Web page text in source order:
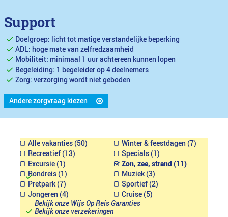
Support
Doelgroep: licht tot matige verstandelijke beperking
ADL: hoge mate van zelfredzaamheid
Mobiliteit: minimaal 1 uur achtereen kunnen lopen
Begeleiding: 1 begeleider op 4 deelnemers
Zorg: verzorging wordt niet geboden
Andere zorgvraag kiezen
Alle vakanties (50)
Winter & feestdagen (7)
Recreatief (13)
Specials (1)
Excursie (1)
Zon, zee, strand (11)
Rondreis (1)
Muziek (3)
Pretpark (7)
Sportief (2)
Jongeren (4)
Cruise (5)
Bekijk onze Wijs Op Reis Garanties
Bekijk onze verzekeringen